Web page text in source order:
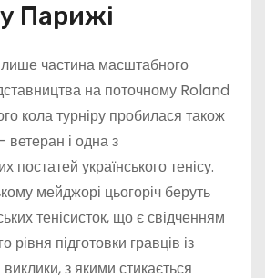
Парижі
частина масштабного
на поточному Roland
кола турніру пробилася також
ветеран і одна з
постатей українського тенісу.
мейджорі цьогоріч беруть
тенісисток, що є свідченням
рівня підготовки гравців із
з якими стикається